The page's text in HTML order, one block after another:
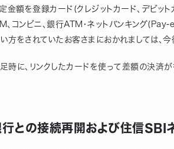
額を登録カード(クレジットカード、デビッ
コンビニ、銀行ATM・ネットバンキング
方をされていたお客さまにおかれましては、
時に、リンクしたカードを使って差額の決済
との接続再開および住信SBI